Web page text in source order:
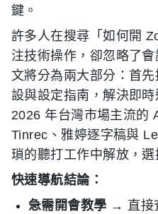
鍵。
許多人在搜尋「如何開
注技術操作，卻忽略了
文將分為兩大部分：首
設與設定指南，解決即
2026 年台灣市場主流的
Tinrec、雅婷逐字稿與
瑣的聽打工作中解放，
快速導航結論：
急需開會教學 → 直接